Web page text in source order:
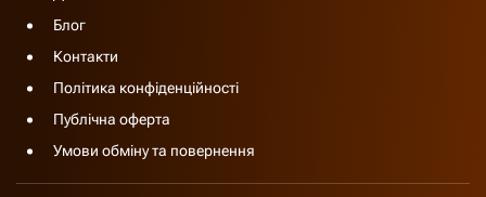
Блог
Контакти
Політика конфіденційності
Публічна оферта
Умови обміну та повернення